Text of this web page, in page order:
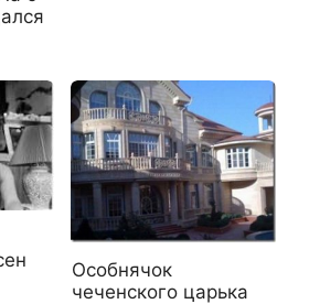
Особнячок
чеченского царька